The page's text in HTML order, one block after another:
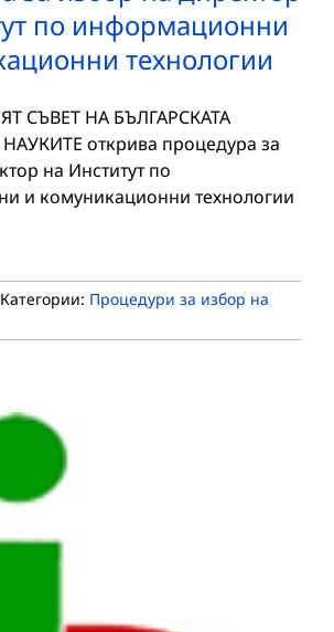
по информационни
технологии
СЪВЕТ НА БЪЛГАРСКАТА
открива процедура за
на Институт по
и комуникационни технологии
Категории: Процедури за избор на